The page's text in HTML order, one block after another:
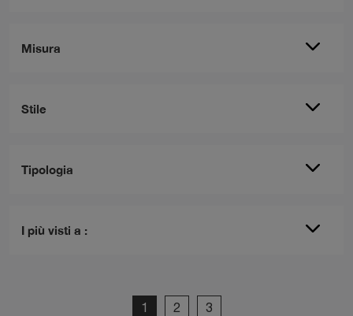
Misura
Stile
Tipologia
I più visti a :
1 2 3